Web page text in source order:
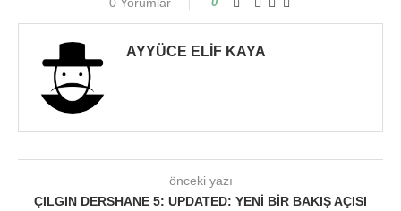
0 Yorumlar
AYYÜCE ELIF KAYA
önceki yazı
ÇILGIN DERSHANE 5: UPDATED: YENI BIR BAKIŞ AÇISI